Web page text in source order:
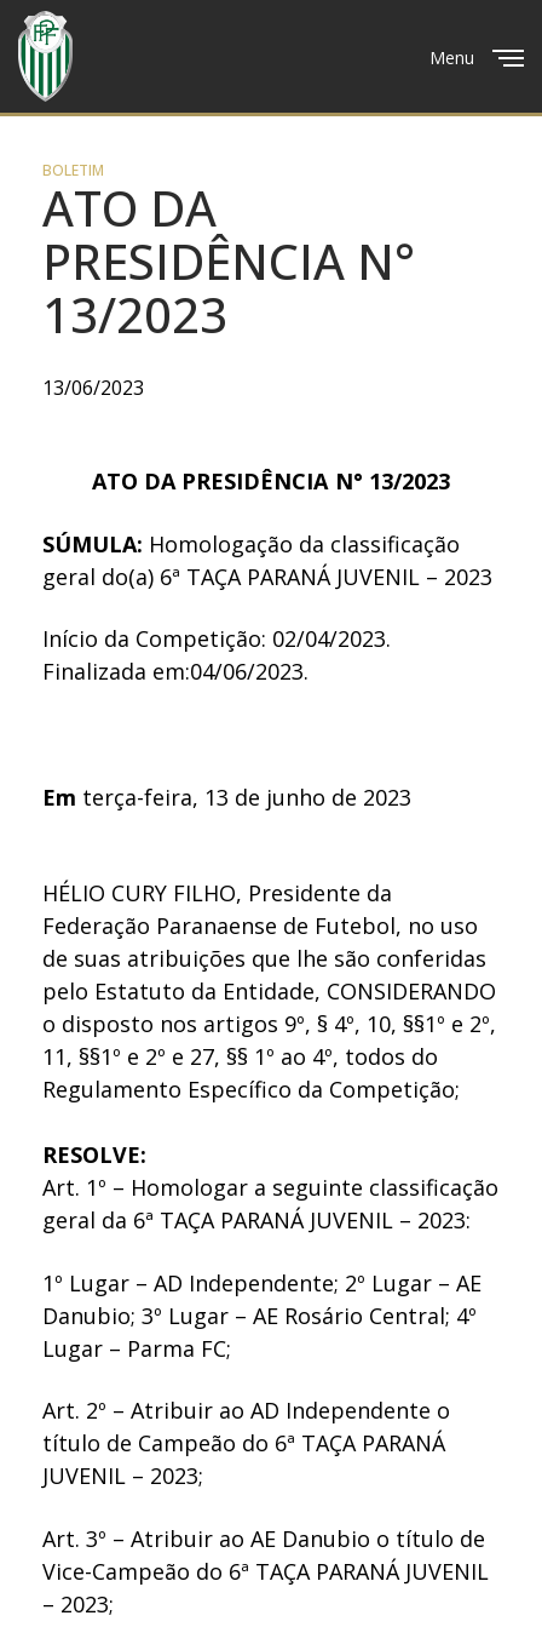
Menu
BOLETIM
ATO DA
PRESIDÊNCIA N°
13/2023
13/06/2023
ATO DA PRESIDÊNCIA N° 13/2023
SÚMULA: Homologação da classificação
geral do(a) 6ª TAÇA PARANÁ JUVENIL – 2023
Início da Competição: 02/04/2023.
Finalizada em:04/06/2023.
Em terça-feira, 13 de junho de 2023
HÉLIO CURY FILHO, Presidente da
Federação Paranaense de Futebol, no uso
de suas atribuições que lhe são conferidas
pelo Estatuto da Entidade, CONSIDERANDO
o disposto nos artigos 9º, § 4º, 10, §§1º e 2º,
11, §§1º e 2º e 27, §§ 1º ao 4º, todos do
Regulamento Específico da Competição;
RESOLVE:
Art. 1º – Homologar a seguinte classificação
geral da 6ª TAÇA PARANÁ JUVENIL – 2023:
1º Lugar – AD Independente; 2º Lugar – AE
Danubio; 3º Lugar – AE Rosário Central; 4º
Lugar – Parma FC;
Art. 2º – Atribuir ao AD Independente o
título de Campeão do 6ª TAÇA PARANÁ
JUVENIL – 2023;
Art. 3º – Atribuir ao AE Danubio o título de
Vice-Campeão do 6ª TAÇA PARANÁ JUVENIL
– 2023;